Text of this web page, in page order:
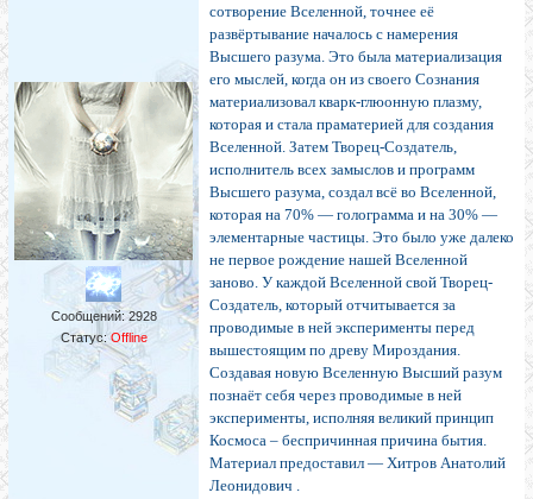
Сообщений:2928
Статус:Offline
сотворение Вселенной, точнее её
развёртывание началось с намерения
Высшего разума. Это была материализация
его мыслей, когда он из своего Сознания
материализовал кварк-глюонную плазму,
которая и стала праматерией для создания
Вселенной. Затем Творец-Создатель,
исполнитель всех замыслов и программ
Высшего разума, создал всё во Вселенной,
которая на 70% — голограмма и на 30% —
элементарные частицы. Это было уже далеко
не первое рождение нашей Вселенной
заново. У каждой Вселенной свой Творец-
Создатель, который отчитывается за
проводимые в ней эксперименты перед
вышестоящим по древу Мироздания.
Создавая новую Вселенную Высший разум
познаёт себя через проводимые в ней
эксперименты, исполняя великий принцип
Космоса – беспричинная причина бытия.
Материал предоставил — Хитров Анатолий
Леонидович .